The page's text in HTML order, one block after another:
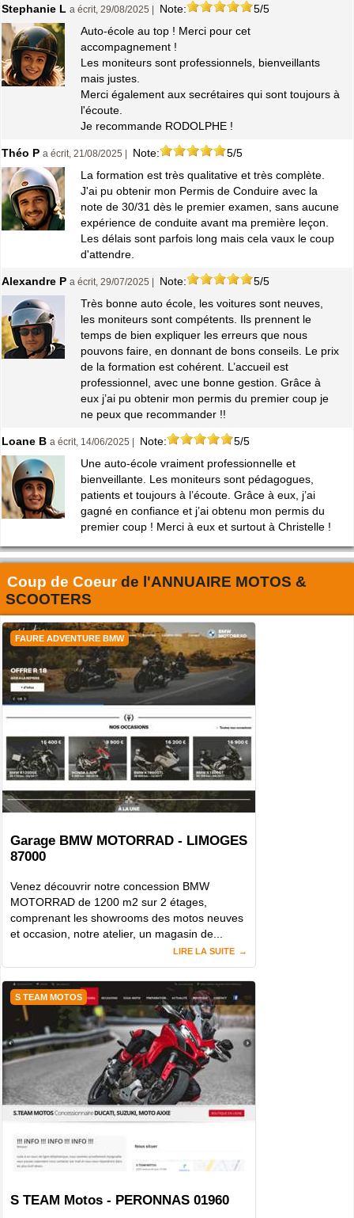
Stephanie L a écrit, 29/08/2025 | Note:
5/5
Auto-école au top ! Merci pour cet
accompagnement !
Les moniteurs sont professionnels, bienveillants
mais justes.
Merci également aux secrétaires qui sont toujours à
l'écoute.
Je recommande RODOLPHE !
Théo P a écrit, 21/08/2025 | Note:
5/5
La formation est très qualitative et très complète.
J'ai pu obtenir mon Permis de Conduire avec la
note de 30/31 dès le premier examen, sans aucune
expérience de conduite avant ma première leçon.
Les délais sont parfois long mais cela vaux le coup
d'attendre.
Alexandre P a écrit, 29/07/2025 | Note:
5/5
Très bonne auto école, les voitures sont neuves,
les moniteurs sont compétents. Ils prennent le
temps de bien expliquer les erreurs que nous
pouvons faire, en donnant de bons conseils. Le prix
de la formation est cohérent. L’accueil est
professionnel, avec une bonne gestion. Grâce à
eux j’ai pu obtenir mon permis du premier coup je
ne peux que recommander !!
Loane B a écrit, 14/06/2025 | Note:
5/5
Une auto-école vraiment professionnelle et
bienveillante. Les moniteurs sont pédagogues,
patients et toujours à l’écoute. Grâce à eux, j’ai
gagné en confiance et j’ai obtenu mon permis du
premier coup ! Merci à eux et surtout à Christelle !
Coup de Coeurde l'ANNUAIRE MOTOS &
SCOOTERS
FAURE ADVENTURE BMW
Garage BMW MOTORRAD - LIMOGES
87000
Venez découvrir notre concession BMW
MOTORRAD de 1200 m2 sur 2 étages,
comprenant les showrooms des motos neuves
et occasion, notre atelier, un magasin de...
LIRE LA SUITE
S TEAM MOTOS
S TEAM Motos - PERONNAS 01960